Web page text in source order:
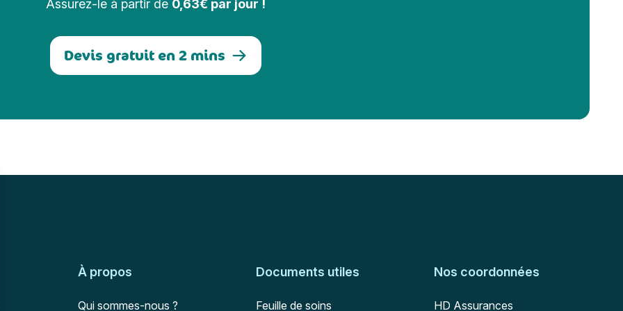
Assurez-le à partir de 0,63€ par jour !
Devis gratuit en 2 mins
À propos
Qui sommes-nous ?
Documents utiles
Feuille de soins
Nos coordonnées
Adresse postale
HD Assurances